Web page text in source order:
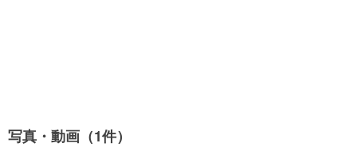
写真・動画（1件）